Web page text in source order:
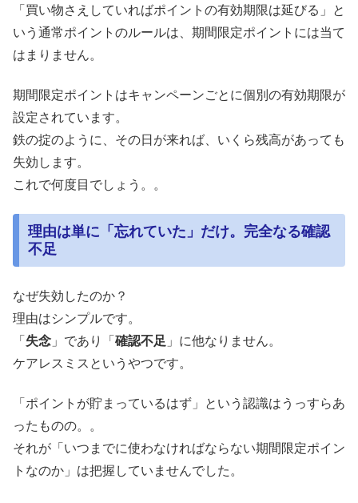
「買い物さえしていればポイントの有効期限は延びる」と
いう通常ポイントのルールは、期間限定ポイントには当て
はまりません。
期間限定ポイントはキャンペーンごとに個別の有効期限が
設定されています。
鉄の掟のように、その日が来れば、いくら残高があっても
失効します。
これで何度目でしょう。。
理由は単に「忘れていた」だけ。完全なる確認
不足
なぜ失効したのか？
理由はシンプルです。
「 失念 」であり「 確認不足 」に他なりません。
ケアレスミスというやつです。
「ポイントが貯まっているはず」という認識はうっすらあ
ったものの。。
それが「いつまでに使わなければならない期間限定ポイン
トなのか」は把握していませんでした。